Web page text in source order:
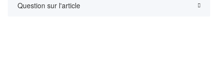
Question sur l'article